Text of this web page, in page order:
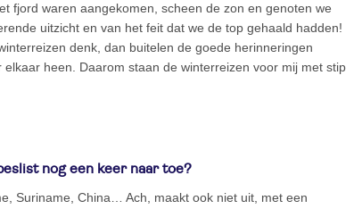
fjord waren aangekomen, scheen de zon en genoten we
uitzicht en van het feit dat we de top gehaald hadden!
denk, dan buitelen de goede herinneringen
elkaar heen. Daarom staan de winterreizen voor mij met stip
nog een keer naar toe?
Suriname, China… Ach, maakt ook niet uit, met een